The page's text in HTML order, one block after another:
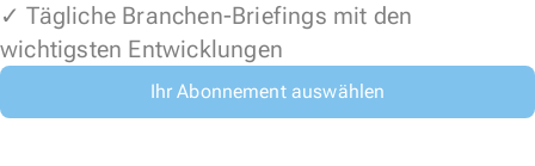
✓ Tägliche Branchen-Briefings mit den
wichtigsten Entwicklungen
Ihr Abonnement auswählen